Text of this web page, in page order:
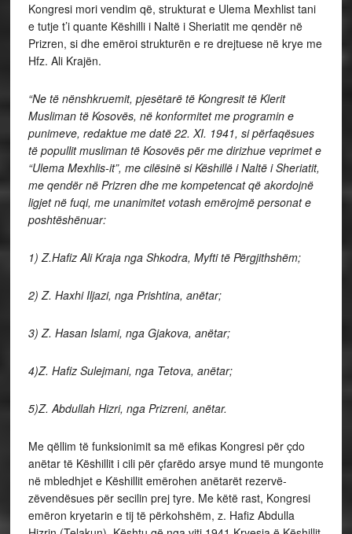
Kongresi mori vendim që, strukturat e Ulema Mexhlist tani
e tutje t’i quante Këshilli i Naltë i Sheriatit me qendër në
Prizren, si dhe emëroi strukturën e re drejtuese në krye me
Hfz. Ali Krajën.
“Ne të nënshkruemit, pjesëtarë të Kongresit të Klerit
Musliman të Kosovës, në konformitet me programin e
punimeve, redaktue me datë 22. XI. 1941, si përfaqësues
të popullit musliman të Kosovës për me dirizhue veprimet e
“Ulema Mexhlis-it”, me cilësinë si Këshillë i Naltë i Sheriatit,
me qendër në Prizren dhe me kompetencat që akordojnë
ligjet në fuqi, me unanimitet votash emërojmë personat e
poshtëshënuar:
1) Z.Hafiz Ali Kraja nga Shkodra, Myfti të Përgjithshëm;
2) Z. Haxhi Iljazi, nga Prishtina, anëtar;
3) Z. Hasan Islami, nga Gjakova, anëtar;
4)Z. Hafiz Sulejmani, nga Tetova, anëtar;
5)Z. Abdullah Hizri, nga Prizreni, anëtar.
Me qëllim të funksionimit sa më efikas Kongresi për çdo
anëtar të Këshillit i cili për çfarëdo arsye mund të mungonte
në mbledhjet e Këshillit emërohen anëtarët rezervë-
zëvendësues për secilin prej tyre. Me këtë rast, Kongresi
emëron kryetarin e tij të përkohshëm, z. Hafiz Abdulla